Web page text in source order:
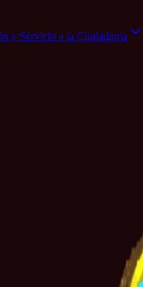
y Servicio a la Ciudadanía